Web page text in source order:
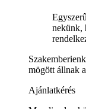
nekünk,
mögött állnak
Ajánlatkérés